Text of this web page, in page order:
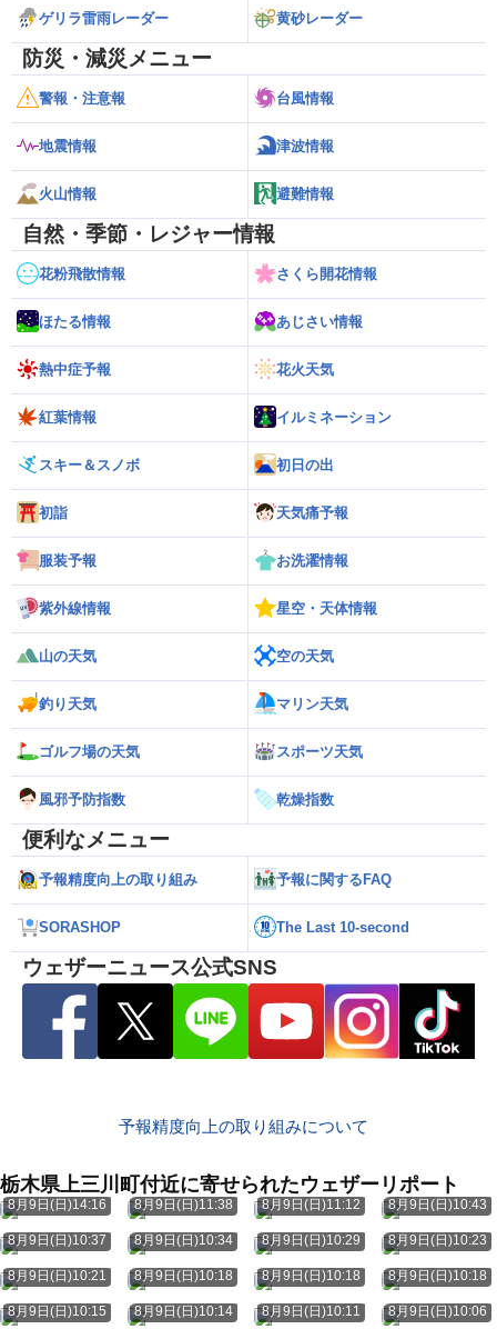
ゲリラ雷雨レーダー 黄砂レーダー
防災・減災メニュー
警報・注意報 台風情報
地震情報 津波情報
火山情報 避難情報
自然・季節・レジャー情報
花粉飛散情報 さくら開花情報
ほたる情報 あじさい情報
熱中症予報 花火天気
紅葉情報 イルミネーション
スキー＆スノボ 初日の出
初詣 天気痛予報
服装予報 お洗濯情報
紫外線情報 星空・天体情報
山の天気 空の天気
釣り天気 マリン天気
ゴルフ場の天気 スポーツ天気
風邪予防指数 乾燥指数
便利なメニュー
予報精度向上の取り組み 予報に関するFAQ
SORASHOP The Last 10-second
ウェザーニュース公式SNS
予報精度向上の取り組みについて
栃木県上三川町付近に寄せられたウェザーリポート
8月9日(日)14:16 8月9日(日)11:38 8月9日(日)11:12 8月9日(日)10:43
8月9日(日)10:37 8月9日(日)10:34 8月9日(日)10:29 8月9日(日)10:23
8月9日(日)10:21 8月9日(日)10:18 8月9日(日)10:18 8月9日(日)10:18
8月9日(日)10:15 8月9日(日)10:14 8月9日(日)10:11 8月9日(日)10:06